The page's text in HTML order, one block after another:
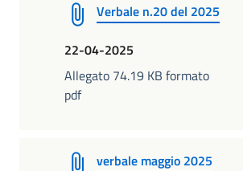
Verbale n.20 del 2025
22-04-2025
Allegato 74.19 KB formato
pdf
verbale maggio 2025